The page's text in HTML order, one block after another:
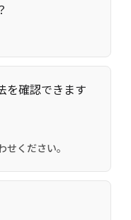
を確認できます
ください。